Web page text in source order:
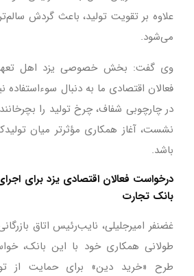
علاوه بر تقویت تولید، باعث گردش
می‌شود.
وی گفت: بخش خصوصی یزد اهل تعهد
فعالان اقتصادی ما به دنبال سوءاستفاده
در چارچوبی شفاف، چرخ تولید را
نشست، آغاز همکاری مؤثرتر میان
باشد.
درخواست فعالان اقتصادی یزد برای
بانک تجارت
غضنفر امیرجلیلی، نایب‌رئیس اتاق
طولانی همکاری خود با این بانک،
طرح «خرید دین» برای حمایت از